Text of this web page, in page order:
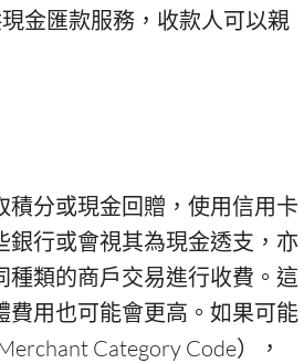
金匯款服務，收款人可以親
分或現金回贈，使用信用卡
行或會視其為現金透支，亦
類的商戶交易進行收費。這
用也可能會更高。如果可能
Category Code），